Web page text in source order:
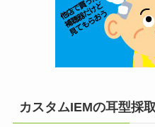
カスタムIEMの耳型採